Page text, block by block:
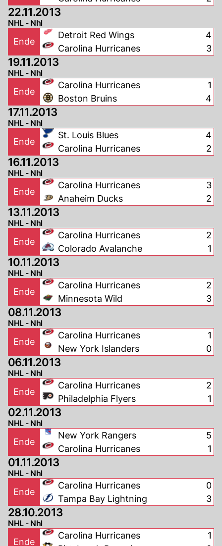
22.11.2013
NHL - Nhl
Ende
Detroit Red Wings
Carolina Hurricanes
4
3
19.11.2013
NHL - Nhl
Ende
Carolina Hurricanes
Boston Bruins
1
4
17.11.2013
NHL - Nhl
Ende
St. Louis Blues
Carolina Hurricanes
4
2
16.11.2013
NHL - Nhl
Ende
Carolina Hurricanes
Anaheim Ducks
3
2
13.11.2013
NHL - Nhl
Ende
Carolina Hurricanes
Colorado Avalanche
2
1
10.11.2013
NHL - Nhl
Ende
Carolina Hurricanes
Minnesota Wild
2
3
08.11.2013
NHL - Nhl
Ende
Carolina Hurricanes
New York Islanders
1
0
06.11.2013
NHL - Nhl
Ende
Carolina Hurricanes
Philadelphia Flyers
2
1
02.11.2013
NHL - Nhl
Ende
New York Rangers
Carolina Hurricanes
5
1
01.11.2013
NHL - Nhl
Ende
Carolina Hurricanes
Tampa Bay Lightning
0
3
28.10.2013
NHL - Nhl
Ende
Carolina Hurricanes
1